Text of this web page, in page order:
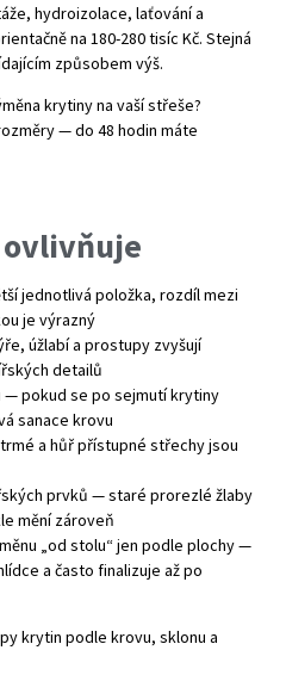
hydroizolace, laťování a
na 180-280 tisíc Kč. Stejná
způsobem výš.
krytiny na vaší střeše?
— do 48 hodin máte
ovlivňuje
jednotlivá položka, rozdíl mezi
je výrazný
úžlabí a prostupy zvyšují
detailů
— pokud se po sejmutí krytiny
sanace krovu
a hůř přístupné střechy jsou
prvků — staré prorezlé žlaby
mění zároveň
„od stolu“ jen podle plochy —
a často finalizuje až po
krytin podle krovu, sklonu a